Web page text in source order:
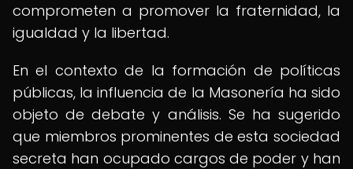
comprometen a promover la fraternidad, la
igualdad y la libertad.
En el contexto de la formación de políticas
públicas, la influencia de la Masonería ha sido
objeto de debate y análisis. Se ha sugerido
que miembros prominentes de esta sociedad
secreta han ocupado cargos de poder y han